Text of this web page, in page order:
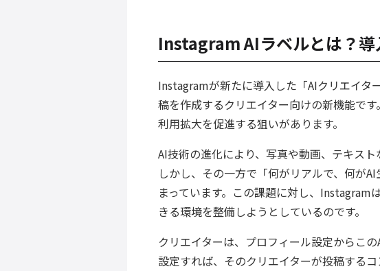
Instagram AIラベルとは？導
Instagramが新たに導入した「AIクリエイタ
稿を作成するクリエイター向けの新機能で
利用拡大を促進する狙いがあります。
AI技術の進化により、写真や動画、テキス
しかし、その一方で「何がリアルで、何が
まっています。この課題に対し、Instagram
きる環境を整備しようとしているのです。
クリエイターは、プロフィール設定からこ
設定すれば、そのクリエイターが投稿する